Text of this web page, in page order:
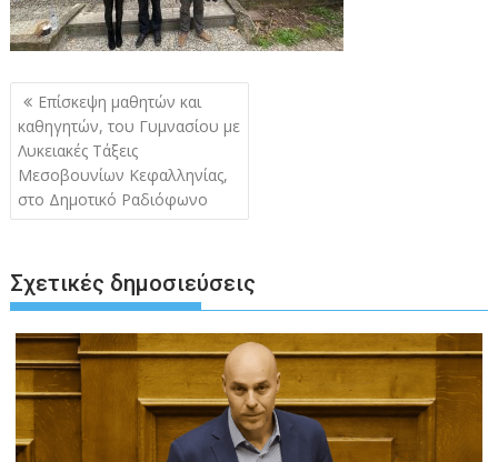
Πλοήγηση
άρθρων
Επίσκεψη μαθητών και
καθηγητών, του Γυμνασίου με
Λυκειακές Τάξεις
Μεσοβουνίων Κεφαλληνίας,
στο Δημοτικό Ραδιόφωνο
Σχετικές δημοσιεύσεις